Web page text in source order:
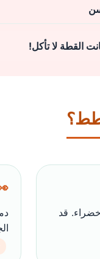
القطة لا تأكل!
قد
👀 2. دموع